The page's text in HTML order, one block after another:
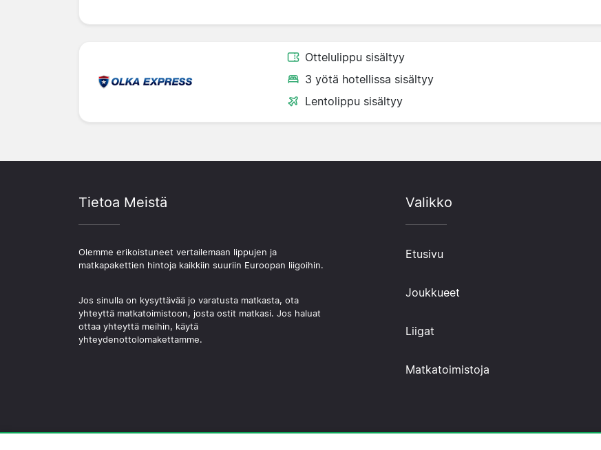
Ottelulippu sisältyy
3 yötä hotellissa sisältyy
Lentolippu sisältyy
Tietoa Meistä
Olemme erikoistuneet vertailemaan lippujen ja
matkapakettien hintoja kaikkiin suuriin Euroopan liigoihin.
Jos sinulla on kysyttävää jo varatusta matkasta, ota
yhteyttä matkatoimistoon, josta ostit matkasi. Jos haluat
ottaa yhteyttä meihin, käytä
yhteydenottolomakettamme.
Valikko
Etusivu
Joukkueet
Liigat
Matkatoimistoja